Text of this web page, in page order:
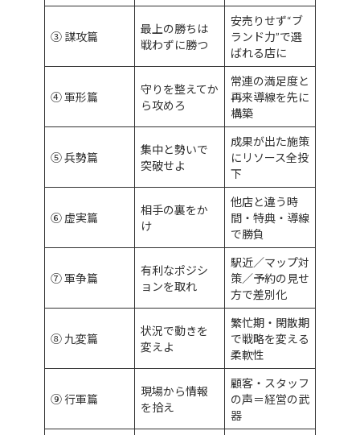
③ 謀攻篇
最上の勝ちは
戦わずに勝つ
安売りせず“ブ
ランド力”で選
ばれる店に
④ 軍形篇
守りを整えてか
ら攻めろ
常連の満足度と
再来導線を先に
構築
⑤ 兵勢篇
集中と勢いで
突破せよ
成果が出た施策
にリソース全投
下
⑥ 虚実篇
相手の裏をか
け
他店と違う時
間・特典・導線
で勝負
⑦ 軍争篇
有利なポジシ
ョンを取れ
駅近／マップ対
策／予約の見せ
方で差別化
⑧ 九変篇
状況で動きを
変えよ
繁忙期・閑散期
で戦略を変える
柔軟性
⑨ 行軍篇
現場から情報
を拾え
顧客・スタッフ
の声＝経営の武
器